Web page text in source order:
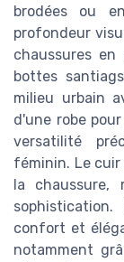
brodées ou
profondeur
chaussures en
bottes
milieu urbain
d'une robe
versatilité
féminin. Le cuir
la
confort et
notamment